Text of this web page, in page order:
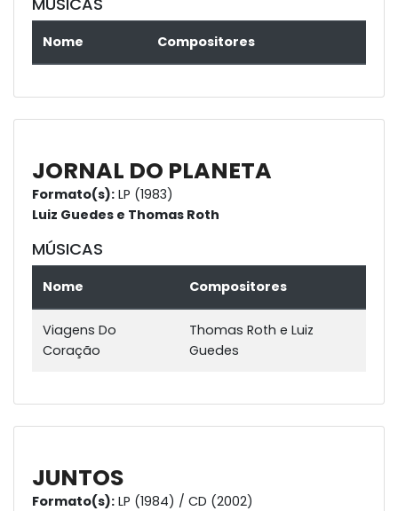
Nome Compositores
JORNAL DO PLANETA
Formato(s): LP (1983)
Luiz Guedes e Thomas Roth
MÚSICAS
Nome Compositores
Viagens Do
Coração
Thomas Roth e Luiz
Guedes
JUNTOS
Formato(s): LP (1984) / CD (2002)